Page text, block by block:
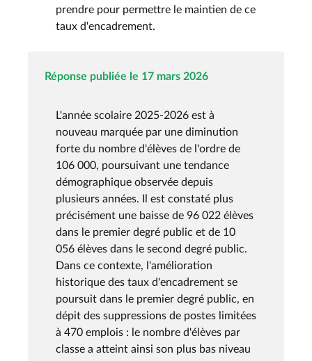
prendre pour permettre le maintien de ce
taux d'encadrement.
Réponse publiée le 17 mars 2026
L'année scolaire 2025-2026 est à
nouveau marquée par une diminution
forte du nombre d'élèves de l'ordre de
106 000, poursuivant une tendance
démographique observée depuis
plusieurs années. Il est constaté plus
précisément une baisse de 96 022 élèves
dans le premier degré public et de 10
056 élèves dans le second degré public.
Dans ce contexte, l'amélioration
historique des taux d'encadrement se
poursuit dans le premier degré public, en
dépit des suppressions de postes limitées
à 470 emplois : le nombre d'élèves par
classe a atteint ainsi son plus bas niveau